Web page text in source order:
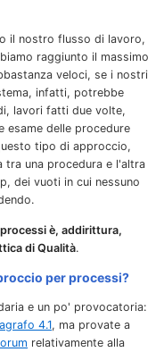
il nostro flusso di lavoro,
raggiunto il massimo
veloci, se i nostri
infatti, potrebbe
lavori fatti due volte,
esame delle procedure
tipo di approccio,
una procedura e l'altra
dei vuoti in cui nessuno
è, addirittura,
di Qualità.
per processi?
e un po' provocatoria:
4.1, ma provate a
relativamente alla